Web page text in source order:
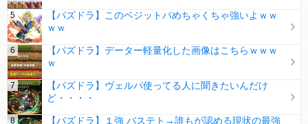
【パズドラ】このベジットパめちゃくちゃ強いよｗｗ
ｗｗ
【パズドラ】データー軽量化した画像はこちらｗｗｗ
ｗ
【パズドラ】ヴェルパ使ってる人に聞きたいんだけ
ど・・・・
【パズドラ】１強 バステト→誰もが認める現状の最強